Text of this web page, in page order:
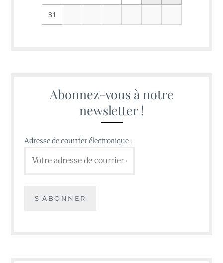
31
Abonnez-vous à notre
newsletter !
Adresse de courrier électronique :